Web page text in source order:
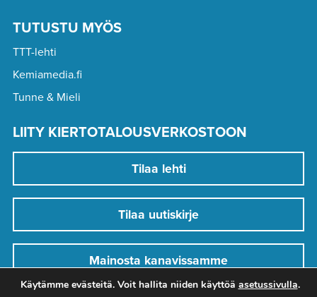
TUTUSTU MYÖS
TTT-lehti
Kemiamedia.fi
Tunne & Mieli
LIITY KIERTOTALOUSVERKOSTOON
Tilaa lehti
Tilaa uutiskirje
Mainosta kanavissamme
Käytämme evästeitä. Voit hallita niiden käyttöä asetussivulla.